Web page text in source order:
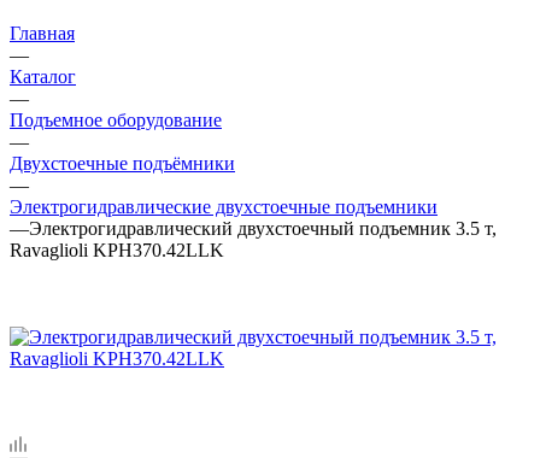
Главная
—
Каталог
—
Подъемное оборудование
—
Двухстоечные подъёмники
—
Электрогидравлические двухстоечные подъемники
—Электрогидравлический двухстоечный подъемник 3.5 т,
Ravaglioli KPH370.42LLK